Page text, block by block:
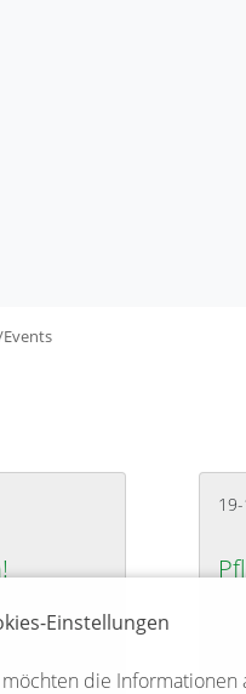
sich! Vorverkauf der
Einstellungen
die Informationen